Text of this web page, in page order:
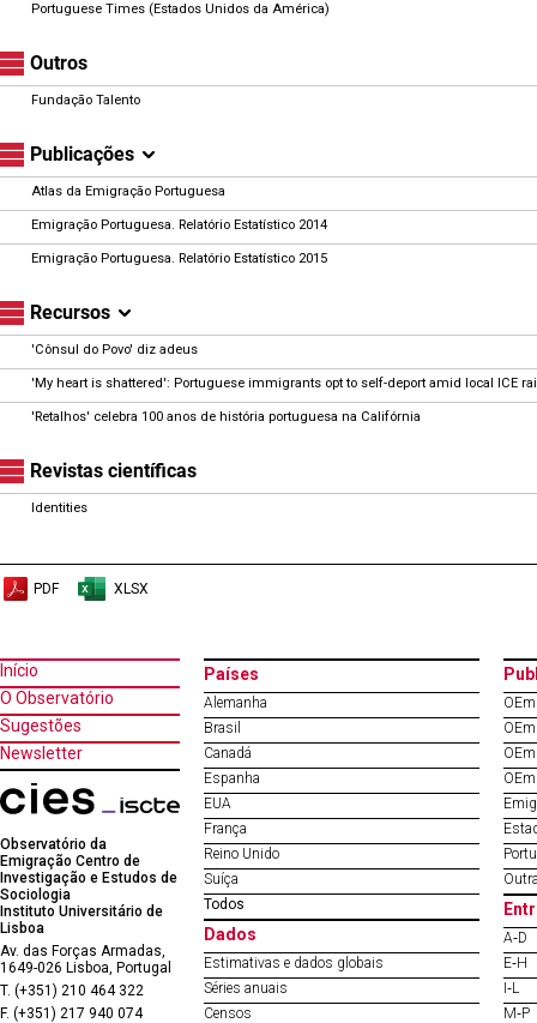
Portuguese Times (Estados Unidos da América)
Outros
Fundação Talento
Publicações
Atlas da Emigração Portuguesa
Emigração Portuguesa. Relatório Estatístico 2014
Emigração Portuguesa. Relatório Estatístico 2015
Recursos
'Cônsul do Povo' diz adeus
'My heart is shattered': Portuguese immigrants opt to self-deport amid local ICE
'Retalhos' celebra 100 anos de história portuguesa na Califórnia
Revistas científicas
Identities
PDF XLSX
Início
O Observatório
Sugestões
Newsletter
Observatório da
Emigração Centro de
Investigação e Estudos de
Sociologia
Instituto Universitário de
Lisboa
Av. das Forças Armadas,
1649-026 Lisboa, Portugal
T. (+351) 210 464 322
F. (+351) 217 940 074
Países
Alemanha
Brasil
Canadá
Espanha
EUA
França
Reino Unido
Suíça
Todos
Dados
Estimativas e dados globais
Séries anuais
Censos
A‐D
E‐H
I‐L
M‐P